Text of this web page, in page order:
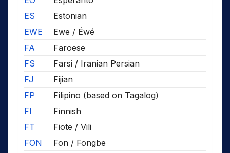
ES
Estonian
EWE
Ewe / Éwé
FA
Faroese
FS
Farsi / Iranian Persian
FJ
Fijian
FP
Filipino (based on Tagalog)
FI
Finnish
FT
Fiote / Vili
FON
Fon / Fongbe